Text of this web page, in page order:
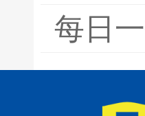
每日